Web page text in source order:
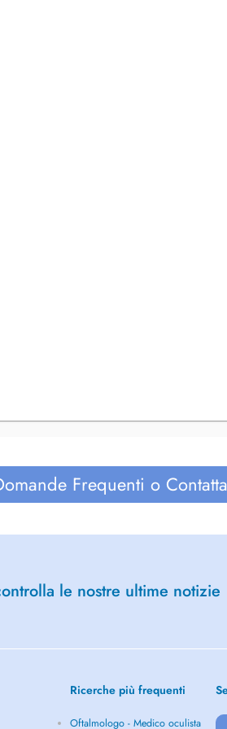
Frequenti o
le nostre ultime notizie
Ricerche più frequenti
Oftalmologo - Medico oculista